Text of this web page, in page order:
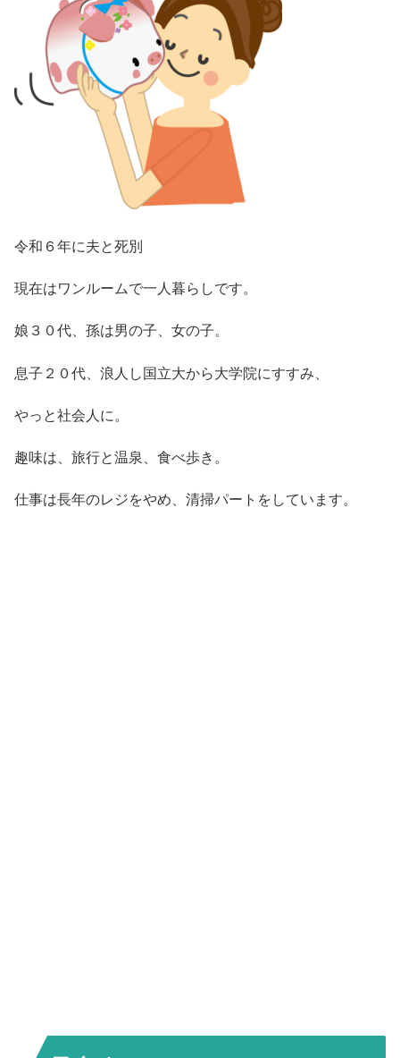
令和６年に夫と死別
現在はワンルームで一人暮らしです。
娘３０代、孫は男の子、女の子。
息子２０代、浪人し国立大から大学院にすすみ、
やっと社会人に。
趣味は、旅行と温泉、食べ歩き。
仕事は長年のレジをやめ、清掃パートをしています。